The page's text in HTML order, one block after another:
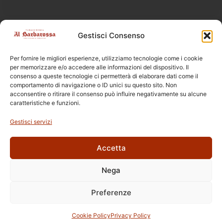
Gestisci Consenso
Per fornire le migliori esperienze, utilizziamo tecnologie come i cookie
per memorizzare e/o accedere alle informazioni del dispositivo. Il
consenso a queste tecnologie ci permetterà di elaborare dati come il
comportamento di navigazione o ID unici su questo sito. Non
acconsentire o ritirare il consenso può influire negativamente su alcune
caratteristiche e funzioni.
Gestisci servizi
Accetta
Nega
Preferenze
Cookie PolicyPrivacy Policy
la vendita online è vietata ai sensi della legge 19 DL 6/2016
C.so E. Archinti, 1 - 26900 Lodi
P.Iva 09159210963
Cookie Policy© 2026 | Tabaccheria Al Barbarossa